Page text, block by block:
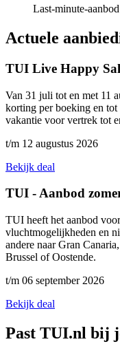
Last-minute-
Actuele
TUI Live Happy
Van 31 juli tot en met 11
korting per boeking en
vakantie voor vertrek tot
t/m 12 augustus 2026
Bekijk deal
TUI - Aanbod
TUI heeft het aanbod
vluchtmogelijkheden en
andere naar Gran
Brussel of Oostende.
t/m 06 september 2026
Bekijk deal
Past TUI.nl bij